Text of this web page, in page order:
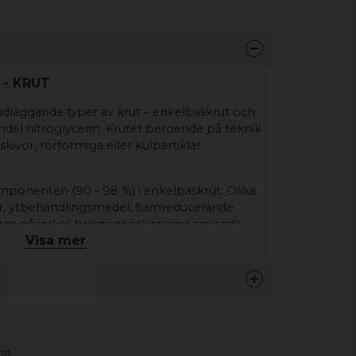
KRUT
typer av krut – enkelbaskrut och
nitroglycerin. Krutet beroende på teknik
rörformiga eller kulpartiklar.
(90 - 98 %) i enkelbaskrut. Olika
ytbehandlingsmedel, flamreducerande
påverkar brinnegenskaperna används
som tillverkas av Lovex är ytbelagda
förbränning.
dubbelbaskrut även nitroglycerin (8
eller andra tillsatser som enkelbaskruterna.
högre energivärde än enkelbaskrut och
Visa mer